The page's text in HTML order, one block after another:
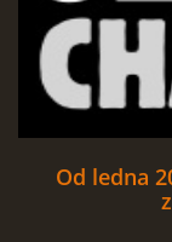
Od ledna